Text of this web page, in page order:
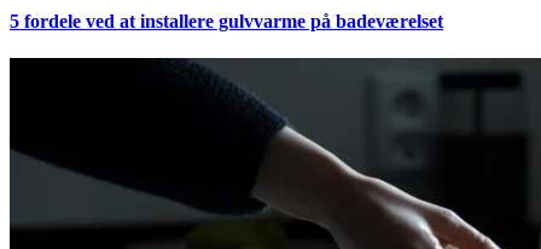
5 fordele ved at installere gulvvarme på badeværelset